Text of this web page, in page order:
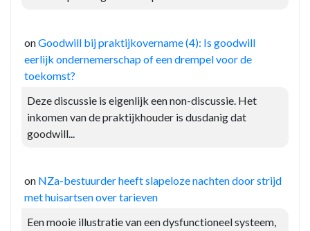
onGoodwill bij praktijkovername (4): Is goodwill
eerlijk ondernemerschap of een drempel voor de
toekomst?
Deze discussie is eigenlijk een non-discussie. Het
inkomen van de praktijkhouder is dusdanig dat
goodwill...
on NZa-bestuurder heeft slapeloze nachten door strijd
met huisartsen over tarieven
Een mooie illustratie van een dysfunctioneel systeem,